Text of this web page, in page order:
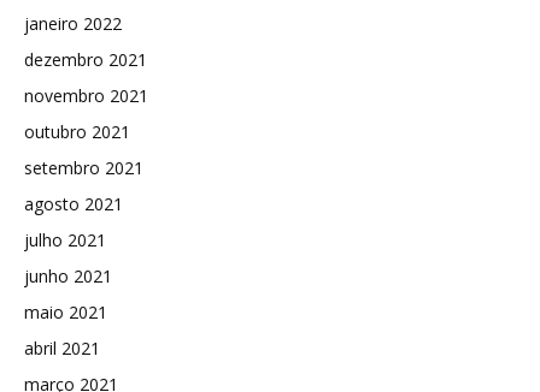
janeiro 2022
dezembro 2021
novembro 2021
outubro 2021
setembro 2021
agosto 2021
julho 2021
junho 2021
maio 2021
abril 2021
março 2021